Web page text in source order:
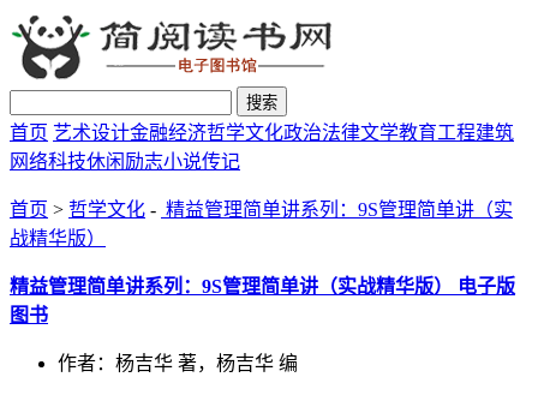
搜索
首页 艺术设计金融经济哲学文化政治法律文学教育工程建筑
网络科技休闲励志小说传记
首页 > 哲学文化 - 精益管理简单讲系列：9S管理简单讲（实
战精华版）
精益管理简单讲系列：9S管理简单讲（实战精华版） 电子版
图书
作者：杨吉华 著，杨吉华 编